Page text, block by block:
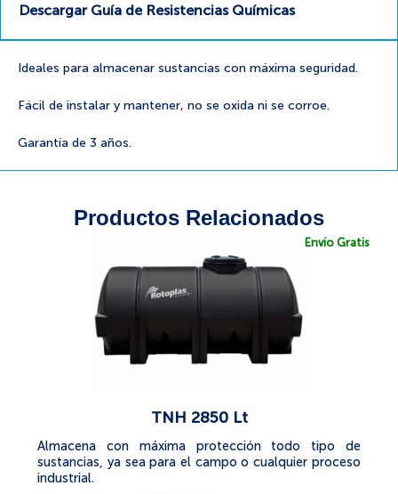
Descargar Guía de Resistencias Químicas
Ideales para almacenar sustancias con máxima seguridad.
Fácil de instalar y mantener, no se oxida ni se corroe.
Garantía de 3 años.
Productos Relacionados
Envío Gratis
TNH 2850 Lt
Almacena con máxima protección todo tipo de
sustancias, ya sea para el campo o cualquier proceso
industrial.